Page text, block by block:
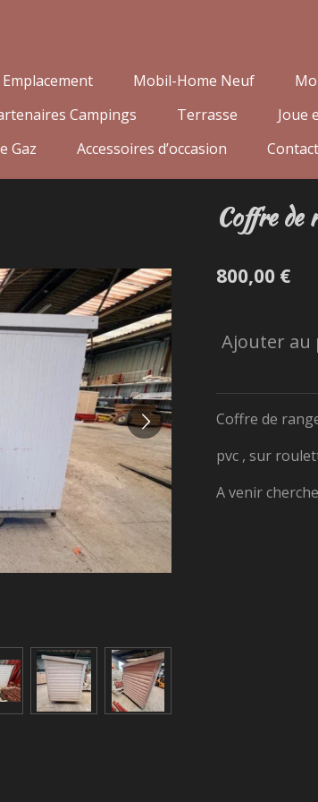
Mobil-Home Neuf
Campings Terrasse Joue
Gaz Accessoires d’occasion Contact
Coffre de
800,00 €
Ajouter au
Coffre de
pvc , sur
A venir